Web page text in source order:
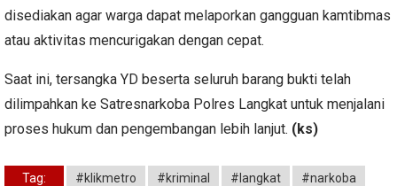
disediakan agar warga dapat melaporkan gangguan kamtibmas
atau aktivitas mencurigakan dengan cepat.
Saat ini, tersangka YD beserta seluruh barang bukti telah
dilimpahkan ke Satresnarkoba Polres Langkat untuk menjalani
proses hukum dan pengembangan lebih lanjut. (ks)
Tag: #klikmetro #kriminal #langkat
#narkoba